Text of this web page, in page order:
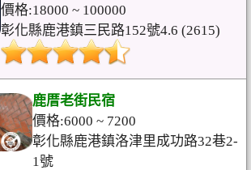
價格:18000 ~ 100000
彰化縣鹿港鎮三民路152號4.6 (2615)
鹿厝老街民宿
價格:6000 ~ 7200
彰化縣鹿港鎮洛津里成功路32巷2-
1號